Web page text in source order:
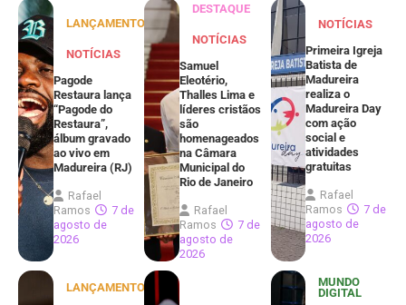
LANÇAMENTOS
NOTÍCIAS
Pagode
Restaura lança
“Pagode do
Restaura”,
álbum gravado
ao vivo em
Madureira (RJ)
Rafael
Ramos
7 de
agosto de
2026
DESTAQUE
NOTÍCIAS
Samuel
Eleotério,
Thalles Lima e
líderes cristãos
são
homenageados
na Câmara
Municipal do
Rio de Janeiro
Rafael
Ramos
7 de
agosto de
2026
NOTÍCIAS
Primeira Igreja
Batista de
Madureira
realiza o
Madureira Day
com ação
social e
atividades
gratuitas
Rafael
Ramos
7 de
agosto de
2026
LANÇAMENTOS
MUNDO
DIGITAL